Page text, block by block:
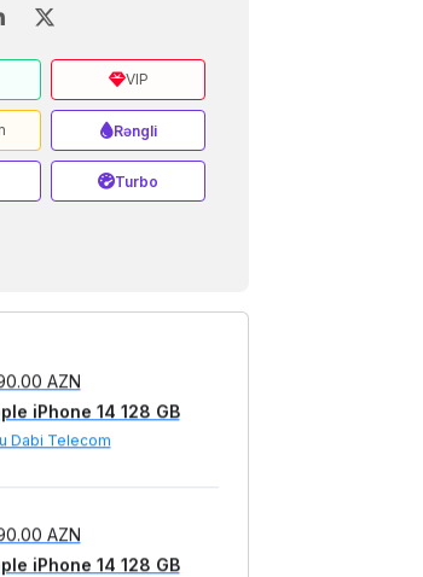
VIP
Rəngli
Turbo
AZN
iPhone 14 128 GB
AZN
iPhone 14 128 GB
Dabi Telecom
AZN
iPhone 14 128 GB